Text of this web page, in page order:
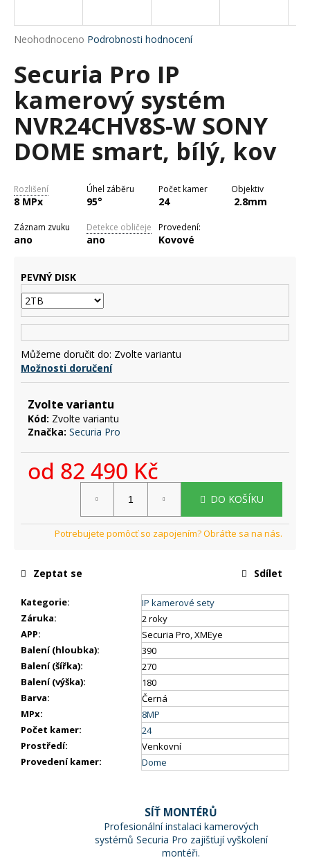
Průměrné
produktu
je
0,0
5
hvězdiček.
Neohodnoceno Podrobnosti hodnocení
Securia Pro IP
kamerový systém
NVR24CHV8S-W SONY
DOME smart, bílý, kov
Rozlišení
8 MPx
Úhel záběru
95°
Počet kamer
24
Objektiv
2.8mm
Záznam zvuku
ano
Detekce obličeje
ano
Provedení:
Kovové
PEVNÝ DISK
Můžeme doručit do: Zvolte variantu
Možnosti doručení
Zvolte variantu
Kód: Zvolte variantu
Značka: Securia Pro
od 82 490 Kč
DO KOŠÍKU
Kategorie:
IP kamerové sety
Záruka:
2 roky
APP:
Securia Pro, XMEye
Balení (hloubka):
390
Balení (šířka):
270
Balení (výška):
180
Barva:
Černá
MPx:
8MP
Počet kamer:
24
Prostředí:
Venkovní
Provedení kamer: Dome
Zeptat se Sdílet
SÍŤ MONTÉRŮ
Profesionální instalaci kamerových
systémů Securia Pro zajišťují vyškolení
montéři.
j
t
?
HLEDAT
D
o
u
u
e
m